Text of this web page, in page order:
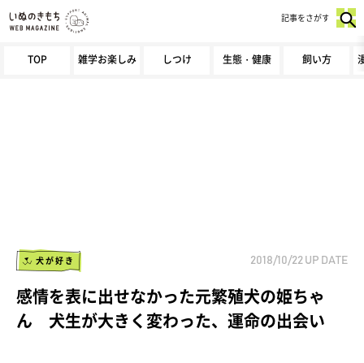
TOP 雑学お楽しみ しつけ 生態・健康 飼い方
記事をさがす
犬が好き 2018/10/22 UP DATE
感情を表に出せなかった元繁殖犬の姫ちゃ
ん 犬生が大きく変わった、運命の出会い